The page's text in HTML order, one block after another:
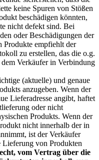
keine Spuren von Stößen
beschädigen könnten,
nicht defekt sind. Bei
oder Beschädigungen der
Produkte empfiehlt der
zu erstellen, das die o.g.
Verkäufer in Verbindung
(aktuelle) und genaue
anzugeben. Wenn der
Lieferadresse angibt, haftet
oder nicht
Produkts. Wenn der
nicht innerhalb der in
ist der Verkäufer
Lieferung von Produkten
vom Vertrag über die